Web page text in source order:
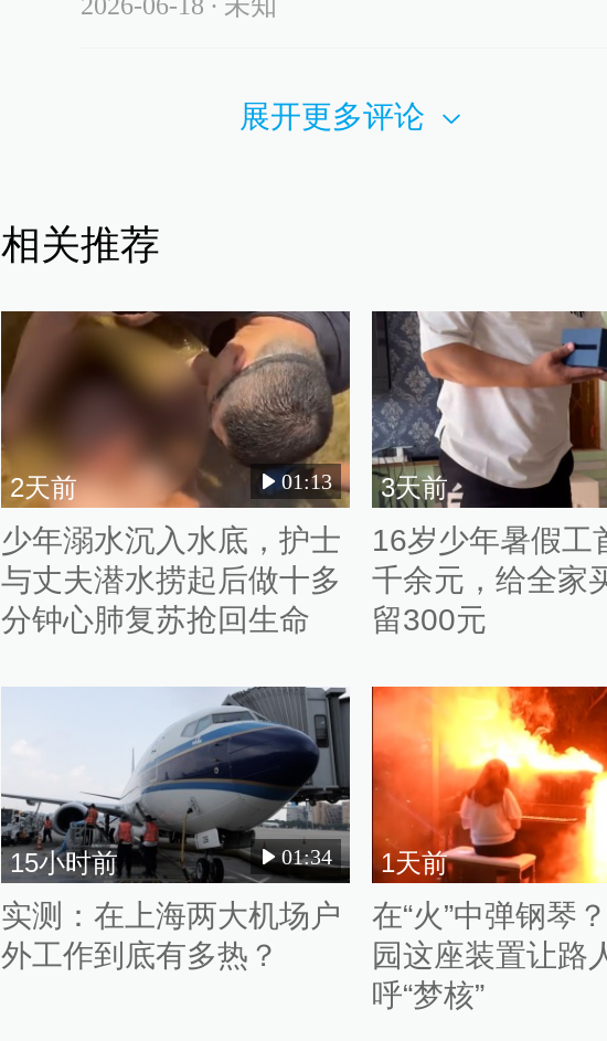
展开更多评论
相关推荐
2天前 01:13
少年溺水沉入水底，护士
与丈夫潜水捞起后做十多
分钟心肺复苏抢回生命
3天前
16岁少年暑假工
千余元，给全家
留300元
15小时前 01:34
实测：在上海两大机场户
外工作到底有多热？
1天前
在“火”中弹钢琴
园这座装置让路
呼“梦核”